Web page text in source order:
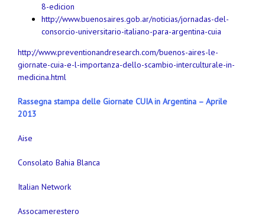
8-edicion
http://www.buenosaires.gob.ar/noticias/jornadas-del-
consorcio-universitario-italiano-para-argentina-cuia
http://www.preventionandresearch.com/buenos-aires-le-
giornate-cuia-e-l-importanza-dello-scambio-interculturale-in-
medicina.html
Rassegna stampa delle Giornate CUIA in Argentina – Aprile
2013
Aise
Consolato Bahia Blanca
Italian Network
Assocamerestero